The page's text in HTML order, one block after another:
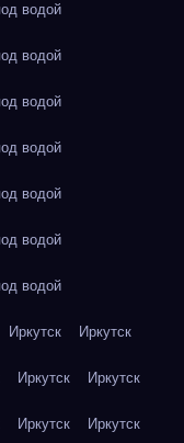
водой
водой
водой
водой
водой
водой
водой
Иркутск Иркутск
Иркутск Иркутск
Иркутск Иркутск